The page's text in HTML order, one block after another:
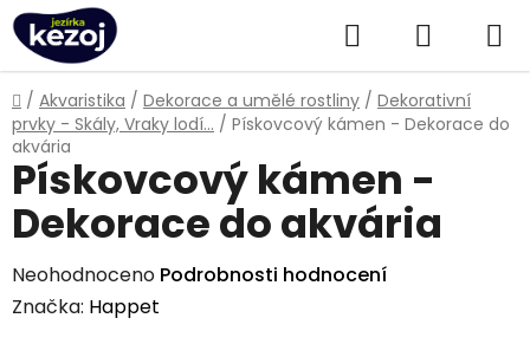
Přejít
na
obsah
Hledat
KOŠÍK
Domů
/ Akvaristika / Dekorace a umělé rostliny / Dekorativní
prvky - Skály, Vraky lodí... / Pískovcový kámen - Dekorace do
akvária
Pískovcový kámen -
Dekorace do akvária
Průměrné
hodnocení
Neohodnoceno Podrobnosti hodnocení
Značka: Happet